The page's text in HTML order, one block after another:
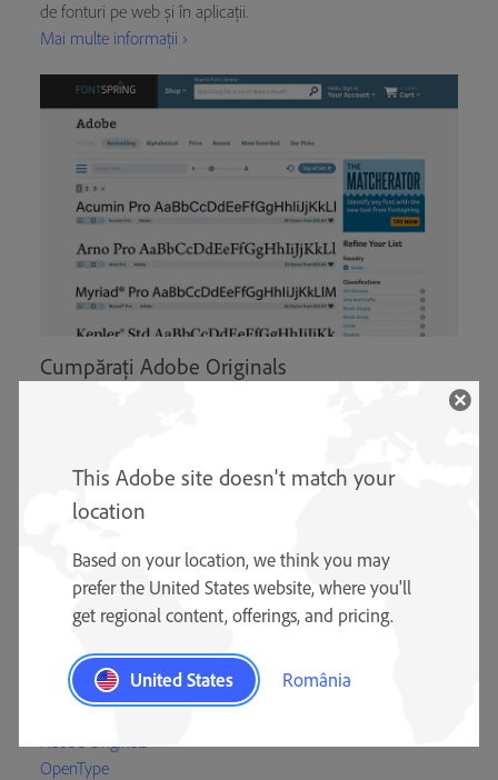
de fonturi pe web și în aplicații.
Mai multe informații ›
Cumpărați Adobe Originals
Educație
Echipa Type Team
Exemplare Type
OpenType
This Adobe site doesn't match your
location
Based on your location, we think you may
prefer the United States website, where you'll
get regional content, offerings, and pricing.
United States România